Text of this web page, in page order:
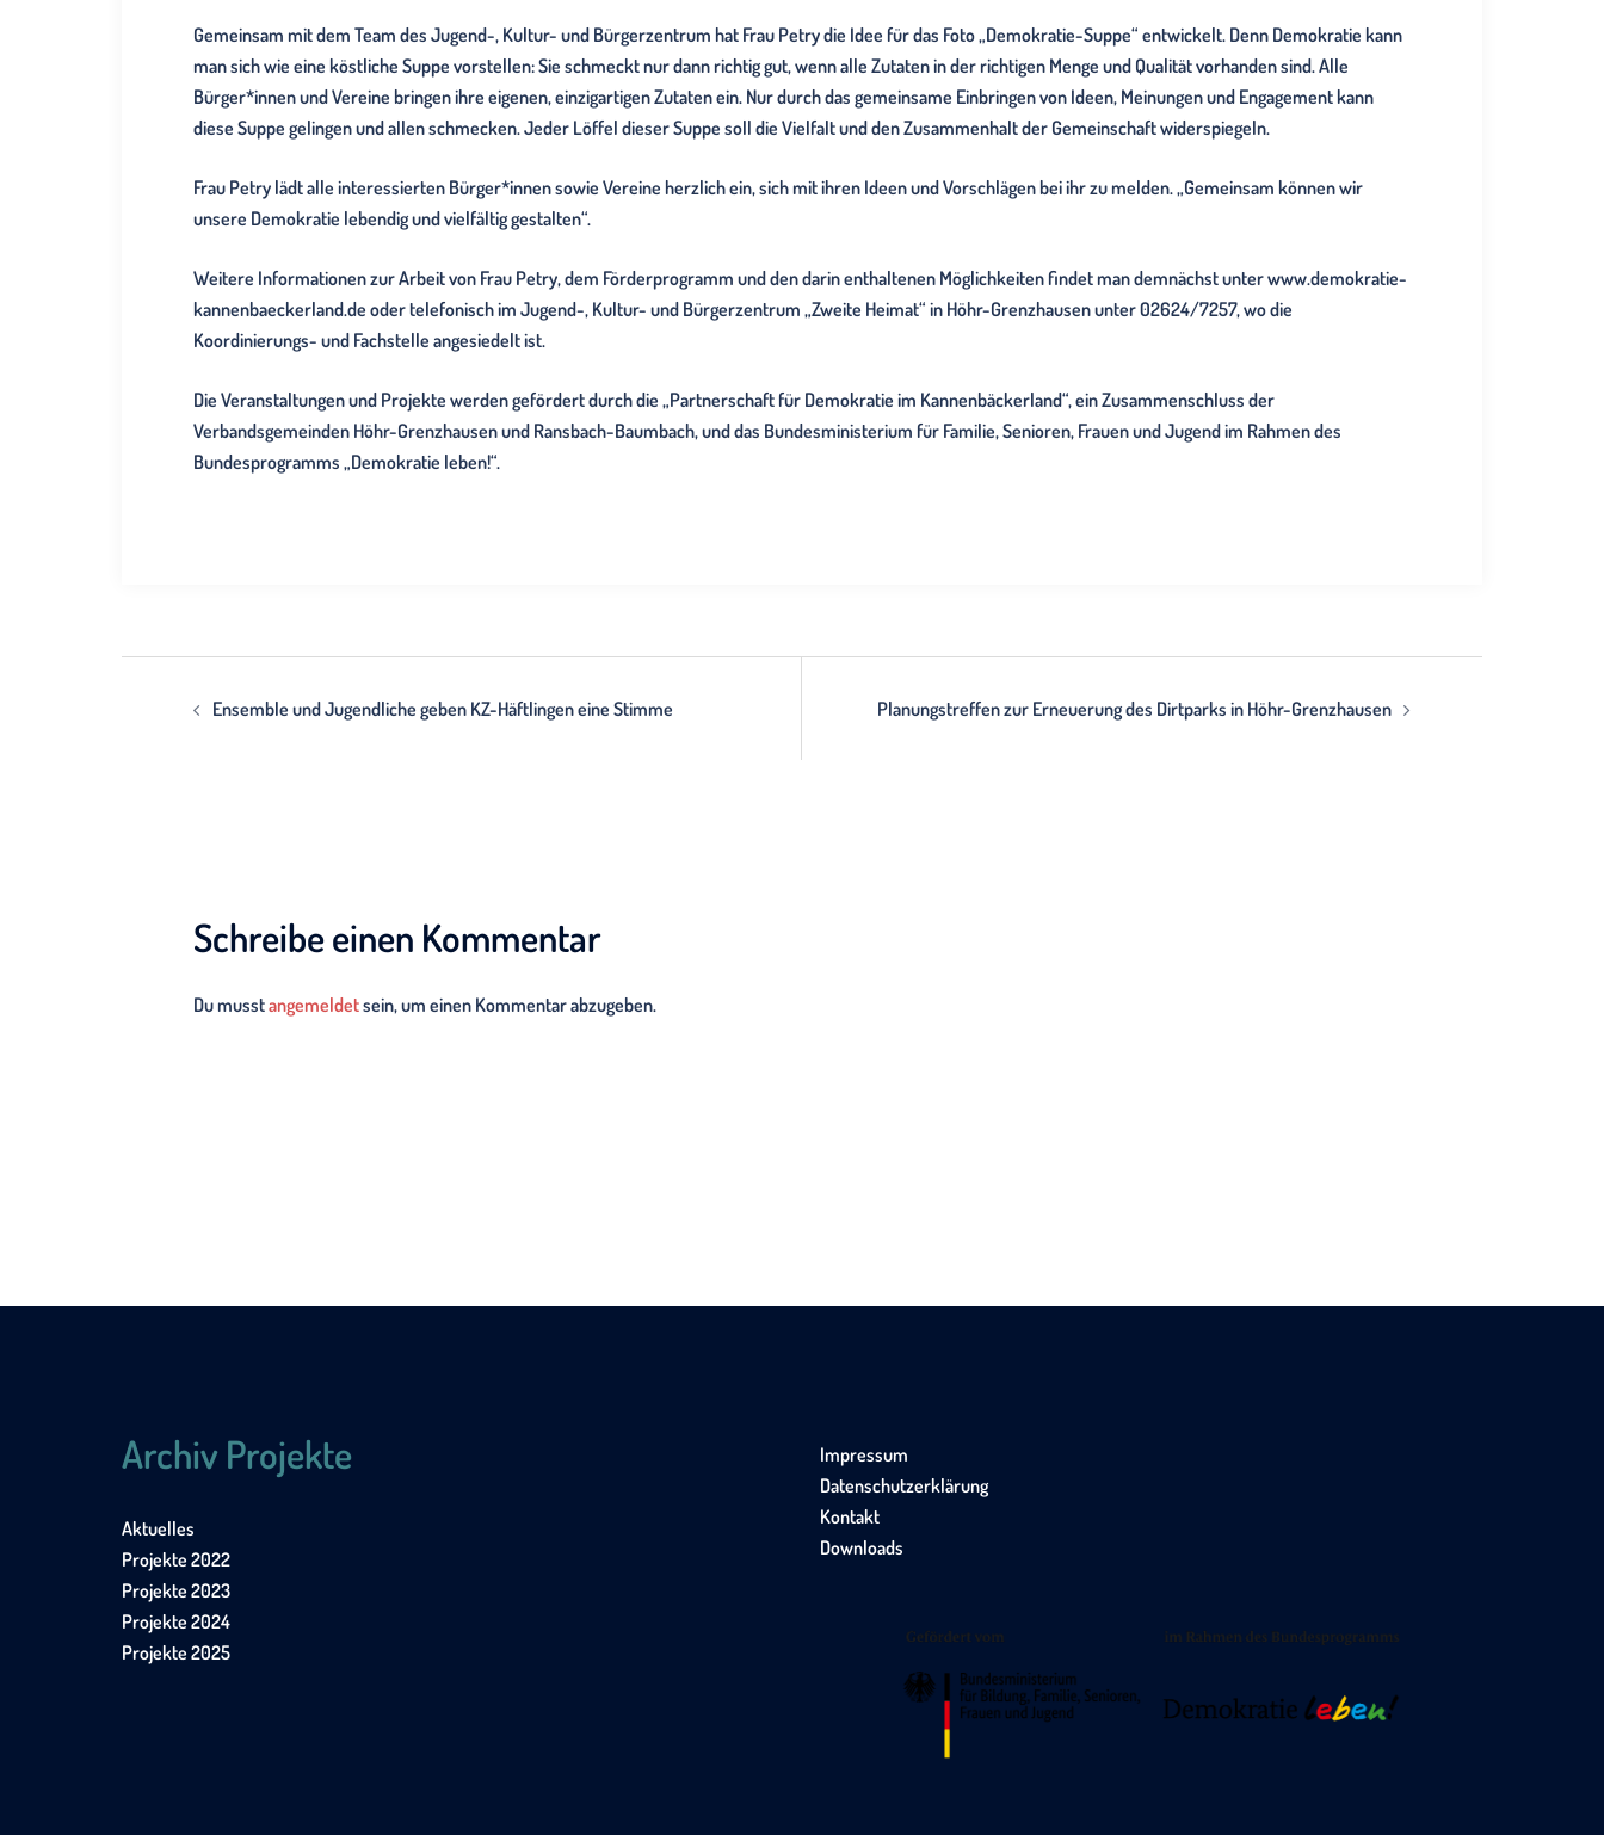
Gemeinsam mit dem Team des Jugend-, Kultur- und Bürgerzentrum hat Frau Petry die Idee für das Foto „Demokratie-Suppe“ entwickelt. Denn Demokratie kann
man sich wie eine köstliche Suppe vorstellen: Sie schmeckt nur dann richtig gut, wenn alle Zutaten in der richtigen Menge und Qualität vorhanden sind. Alle
Bürger*innen und Vereine bringen ihre eigenen, einzigartigen Zutaten ein. Nur durch das gemeinsame Einbringen von Ideen, Meinungen und Engagement kann
diese Suppe gelingen und allen schmecken. Jeder Löffel dieser Suppe soll die Vielfalt und den Zusammenhalt der Gemeinschaft widerspiegeln.
Frau Petry lädt alle interessierten Bürger*innen sowie Vereine herzlich ein, sich mit ihren Ideen und Vorschlägen bei ihr zu melden. „Gemeinsam können wir
unsere Demokratie lebendig und vielfältig gestalten“.
Weitere Informationen zur Arbeit von Frau Petry, dem Förderprogramm und den darin enthaltenen Möglichkeiten findet man demnächst unter www.demokratie-
kannenbaeckerland.de oder telefonisch im Jugend-, Kultur- und Bürgerzentrum „Zweite Heimat“ in Höhr-Grenzhausen unter 02624/7257, wo die
Koordinierungs- und Fachstelle angesiedelt ist.
Die Veranstaltungen und Projekte werden gefördert durch die „Partnerschaft für Demokratie im Kannenbäckerland“, ein Zusammenschluss der
Verbandsgemeinden Höhr-Grenzhausen und Ransbach-Baumbach, und das Bundesministerium für Familie, Senioren, Frauen und Jugend im Rahmen des
Bundesprogramms „Demokratie leben!“.
Ensemble und Jugendliche geben KZ-Häftlingen eine Stimme Planungstreffen zur Erneuerung des Dirtparks in Höhr-Grenzhausen
Schreibe einen Kommentar
Du musstangemeldetsein, um einen Kommentar abzugeben.
Archiv Projekte
Aktuelles
Projekte 2022
Projekte 2023
Projekte 2024
Projekte 2025
Impressum
Datenschutzerklärung
Kontakt
Downloads